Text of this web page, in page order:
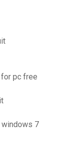
pc free
windows 7